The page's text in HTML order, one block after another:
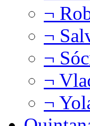
¬
¬
¬
¬
¬